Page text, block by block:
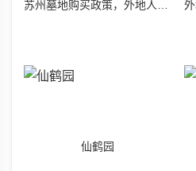
仙鹤园